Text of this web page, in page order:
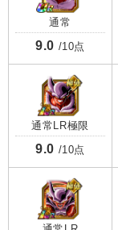
通常
9.0 /10点
通常LR極限
9.0 /10点